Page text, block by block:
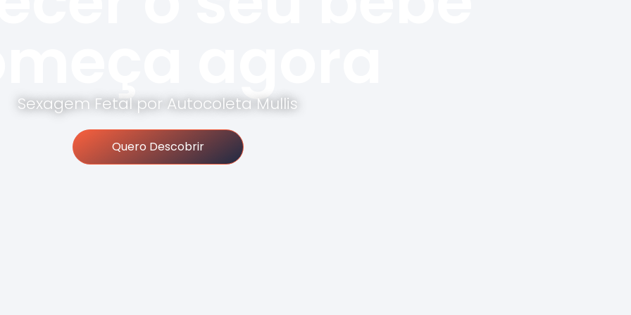
Sexagem Fetal por Autocoleta Mullis
Quero Descobrir